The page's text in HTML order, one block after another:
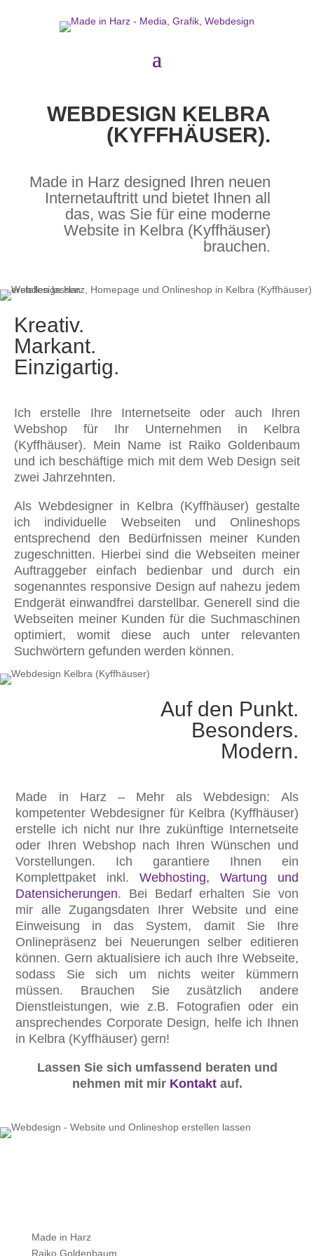
WEBDESIGN KELBRA
(KYFFHÄUSER).
Made in Harz designed Ihren neuen
Internetauftritt und bietet Ihnen all
das, was Sie für eine moderne
Website in Kelbra (Kyffhäuser)
brauchen.
Kreativ.
Markant.
Einzigartig.
Ich erstelle Ihre Internetseite oder auch Ihren
Webshop für Ihr Unternehmen in Kelbra
(Kyffhäuser). Mein Name ist Raiko Goldenbaum
und ich beschäftige mich mit dem Web Design seit
zwei Jahrzehnten.
Als Webdesigner in Kelbra (Kyffhäuser) gestalte
ich individuelle Webseiten und Onlineshops
entsprechend den Bedürfnissen meiner Kunden
zugeschnitten. Hierbei sind die Webseiten meiner
Auftraggeber einfach bedienbar und durch ein
sogenanntes responsive Design auf nahezu jedem
Endgerät einwandfrei darstellbar. Generell sind die
Webseiten meiner Kunden für die Suchmaschinen
optimiert, womit diese auch unter relevanten
Suchwörtern gefunden werden können.
Auf den Punkt.
Besonders.
Modern.
Made in Harz – Mehr als Webdesign: Als
kompetenter Webdesigner für Kelbra (Kyffhäuser)
erstelle ich nicht nur Ihre zukünftige Internetseite
oder Ihren Webshop nach Ihren Wünschen und
Vorstellungen. Ich garantiere Ihnen ein
Komplettpaket inkl. Webhosting, Wartung und
Datensicherungen. Bei Bedarf erhalten Sie von
mir alle Zugangsdaten Ihrer Website und eine
Einweisung in das System, damit Sie Ihre
Onlinepräsenz bei Neuerungen selber editieren
können. Gern aktualisiere ich auch Ihre Webseite,
sodass Sie sich um nichts weiter kümmern
müssen. Brauchen Sie zusätzlich andere
Dienstleistungen, wie z.B. Fotografien oder ein
ansprechendes Corporate Design, helfe ich Ihnen
in Kelbra (Kyffhäuser) gern!
Lassen Sie sich umfassend beraten und
nehmen mit mir Kontaktauf.
Made in Harz
Raiko Goldenbaum